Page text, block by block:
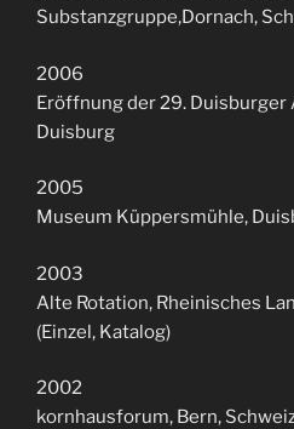
Substanzgruppe,Dornach,
2006
Eröffnung der 29.
Duisburg
2005
Museum Küppersmühle,
2003
Alte Rotation, Rheinisches
(Einzel, Katalog)
2002
kornhausforum, Bern,